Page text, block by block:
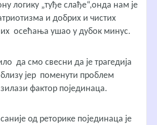
логику „туђе слађе“,онда нам је
и добрих и чистих
осећања ушао у дубок минус.
да смо свесни да је трагедија
јер поменути проблем
фактор појединаца.
од реторике појединаца је